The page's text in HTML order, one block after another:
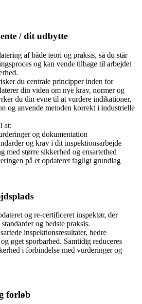
/ dit udbytte
af både teori og praksis, så du står
og kan vende tilbage til arbejdet
du centrale principper inden for
din viden om nye krav, normer og
du din evne til at vurdere indikationer,
og anvende metoden korrekt i industrielle
at:
og dokumentation
og krav i dit inspektionsarbejde
med større sikkerhed og ensartethed
på et opdateret fagligt grundlag
og re-certificeret inspektør, der
og bedste praksis.
inspektionsresultater, bedre
øget sporbarhed. Samtidig reduceres
i forbindelse med vurderinger og
forløb